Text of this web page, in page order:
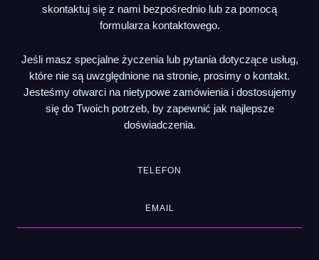
skontaktuj się z nami bezpośrednio lub za pomocą
formularza kontaktowego.
Jeśli masz specjalne życzenia lub pytania dotyczące usług,
które nie są uwzględnione na stronie, prosimy o kontakt.
Jesteśmy otwarci na nietypowe zamówienia i dostosujemy
się do Twoich potrzeb, by zapewnić jak najlepsze
doświadczenia.
TELEFON
EMAIL